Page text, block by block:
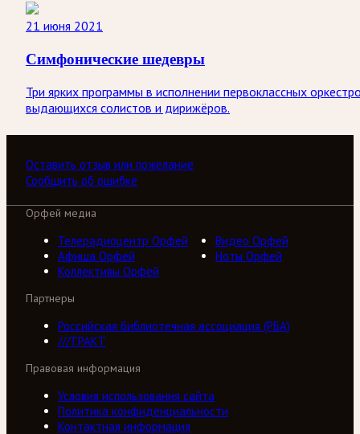
21 июня 2021
Симфонические шедевры
Три ярких программы в исполнении первоклассных
выдающихся солистов и дирижёров.
Оставить отзыв или пожелание
Сообщить об ошибке
Орфей медиа
Телерадиоцентр Орфей
Видео Орфей
Афиша Орфей
Ноты Орфей
Коллективы Орфей
Партнеры
Российская библиотечная ассоциация (РБА)
///ТРАКТ
Правовая информация
Условия использования сайта
Политика конфиденциальности
Контактная информация